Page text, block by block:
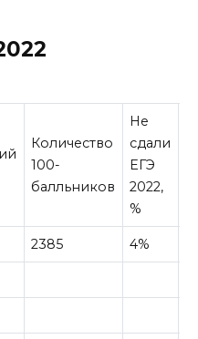
Количество
100-
балльников
Не
сдали
ЕГЭ
2022,
%
2385 4%